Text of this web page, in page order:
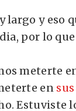
largo y eso
por lo
meterte
ensus
Estuviste